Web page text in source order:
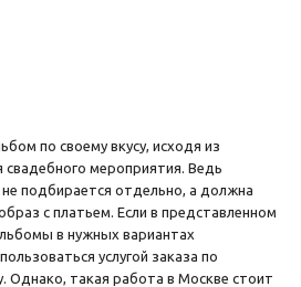
по своему вкусу, исходя из
свадебного мероприятия. Ведь
не подбирается отдельно, а должна
с платьем. Если в представленном
в нужных вариантах
услугой заказа по
Однако, такая работа в Москве стоит